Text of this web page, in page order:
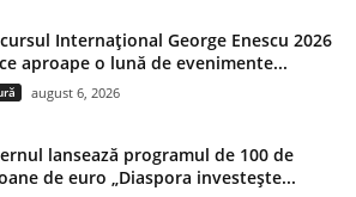
Internațional George Enescu 2026
aproape o lună de evenimente...
august 6, 2026
lansează programul de 100 de
de euro „Diaspora investește...